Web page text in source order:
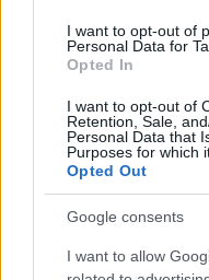
I want to opt-out of
Personal Data for
Opted In
I want to opt-out of
Retention, Sale,
Personal Data that
Purposes for which
Opted Out
Google consents
I want to allow
δημοσιοποιημένα
Φορντό χωρίς τη
Ουάσινγκτον
Δεν είναι σαφές
επίθεση.
Οι Ισραηλινοί
αμφιταλαντευθεί